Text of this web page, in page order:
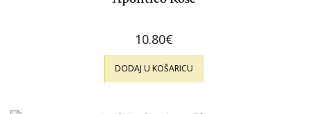
10.80€
DODAJ U KOŠARICU